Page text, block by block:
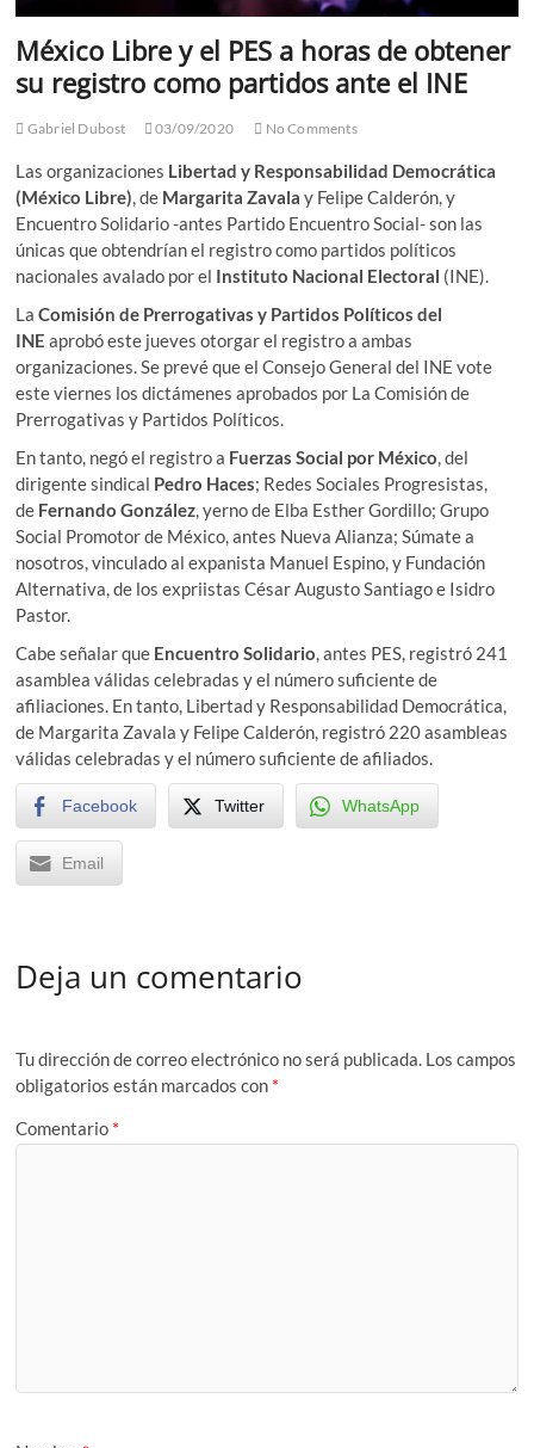
México Libre y el PES a horas de obtener
su registro como partidos ante el INE
Gabriel Dubost 03/09/2020 No Comments
Las organizaciones Libertad y Responsabilidad Democrática
(México Libre), de Margarita Zavalay Felipe Calderón, y
Encuentro Solidario -antes Partido Encuentro Social- son las
únicas que obtendrían el registro como partidos políticos
nacionales avalado por el Instituto Nacional Electoral (INE).
La Comisión de Prerrogativas y Partidos Políticos del
INE aprobó este jueves otorgar el registro a ambas
organizaciones. Se prevé que el Consejo General del INE vote
este viernes los dictámenes aprobados por La Comisión de
Prerrogativas y Partidos Políticos.
En tanto, negó el registro a Fuerzas Social por México, del
dirigente sindical Pedro Haces; Redes Sociales Progresistas,
de Fernando González, yerno de Elba Esther Gordillo; Grupo
Social Promotor de México, antes Nueva Alianza; Súmate a
nosotros, vinculado al expanista Manuel Espino, y Fundación
Alternativa, de los expriistas César Augusto Santiago e Isidro
Pastor.
Cabe señalar que Encuentro Solidario, antes PES, registró 241
asamblea válidas celebradas y el número suficiente de
afiliaciones. En tanto, Libertad y Responsabilidad Democrática,
de Margarita Zavala y Felipe Calderón, registró 220 asambleas
válidas celebradas y el número suficiente de afiliados.
Facebook Twitter WhatsApp
Email
Deja un comentario
Tu dirección de correo electrónico no será publicada. Los campos
obligatorios están marcados con *
Comentario *